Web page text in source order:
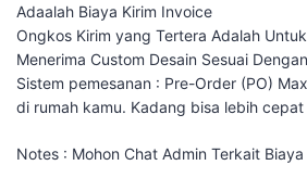
Adaalah Biaya Kirim Invoice
Ongkos Kirim yang Tertera Adalah
Menerima Custom Desain Sesuai
Sistem pemesanan : Pre-Order (PO)
di rumah kamu. Kadang bisa lebih cepat
Notes : Mohon Chat Admin Terkait